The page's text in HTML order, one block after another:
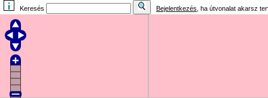
Keresés Bejelentkezés , ha útvonalat akarsz